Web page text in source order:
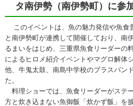
タ南伊勢（南伊勢町）に参
このイベントは、魚の魅力発信や魚食
と南伊勢町が連携して開催しており、南
るまいをはじめ、三重県魚食リーダーの
によるヒロメ紹介イベントやマグロ解体
他、牛鬼太鼓、南島中学校のブラスバン
た。
料理ショーでは、魚食リーダーがステ
方と炊き込まない魚御飯「炊かず飯」を